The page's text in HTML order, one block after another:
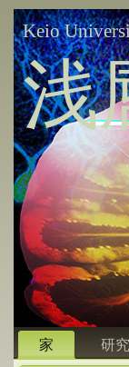
Keio
浅
家 研究